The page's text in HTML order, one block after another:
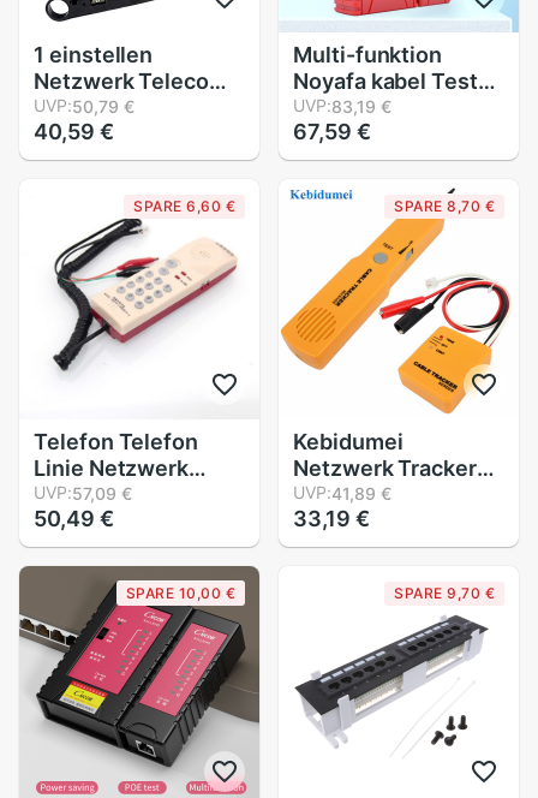
1 einstellen
Netzwerk Telecom
Crimpen Werkzeug
Für RJ45 RJ11
Katze7 Katze6A
Stecker Metall
Zange Crimper
Combo Bausatz
UVP:50,79 €
40,59 €
Multi-funktion
Noyafa kabel Tester
für Standard HDMI
und HDMI Tester
NF-611
UVP:83,19 €
67,59 €
SPARE 6,60 €
Telefon Telefon
Linie Netzwerk
Kabel Tester
Hintern Prüfung
Tester RJ11 Tester
Linienrichter
Werkzeug Kabel
UVP:57,09 €
50,49 €
SPARE 8,70 €
Kebidumei
Netzwerk Tracker
diagnostizieren Ton
Finder Telefon
Draht Kabel Tester
Vernetzung-
Werkzeug
UVP:41,89 €
33,19 €
SPARE 10,00 € SPARE 9,70 €